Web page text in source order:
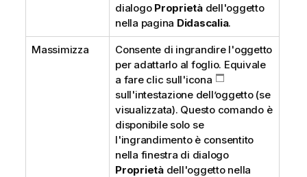
dialogo Proprietàdell'oggetto
nella pagina Didascalia.
Massimizza
Consente di ingrandire l'oggetto
per adattarlo al foglio. Equivale
a fare clic sull'icona
sull'intestazione dell’oggetto (se
visualizzata). Questo comando è
disponibile solo se
l'ingrandimento è consentito
nella finestra di dialogo
Proprietàdell'oggetto nella